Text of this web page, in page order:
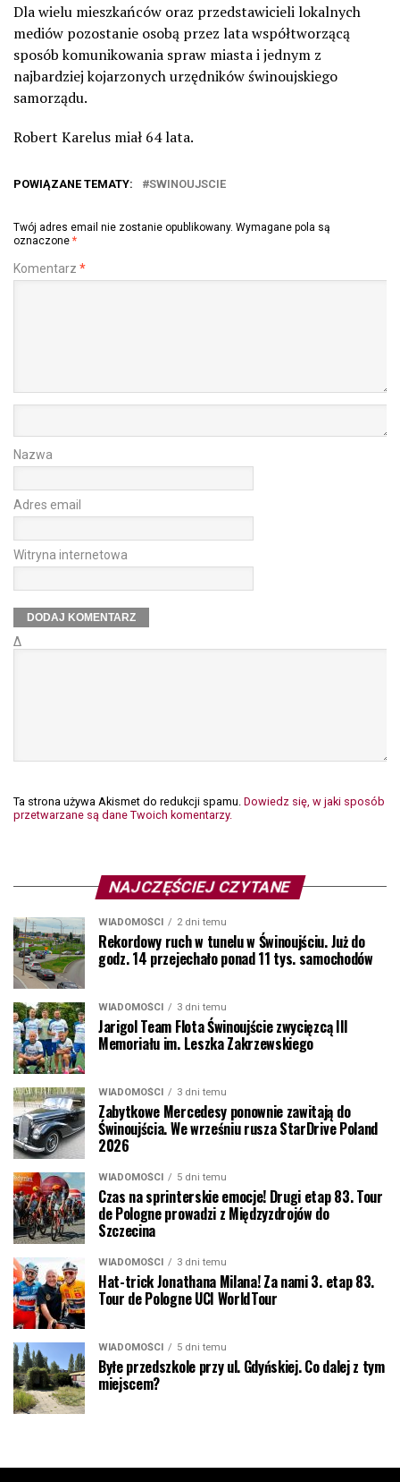
Dla wielu mieszkańców oraz przedstawicieli lokalnych
mediów pozostanie osobą przez lata współtworzącą
sposób komunikowania spraw miasta i jednym z
najbardziej kojarzonych urzędników świnoujskiego
samorządu.
Robert Karelus miał 64 lata.
POWIĄZANE TEMATY: SWINOUJSCIE
Twój adres email nie zostanie opublikowany. Wymagane pola są
oznaczone *
Komentarz *
Nazwa
Adres email
Witryna internetowa
Δ
Ta strona używa Akismet do redukcji spamu. Dowiedz się, w jaki sposób
przetwarzane są dane Twoich komentarzy.
NAJCZĘŚCIEJ CZYTANE
WIADOMOŚCI 2 dni temu
Rekordowy ruch w tunelu w Świnoujściu. Już do
godz. 14 przejechało ponad 11 tys. samochodów
WIADOMOŚCI 3 dni temu
Jarigol Team Flota Świnoujście zwycięzcą III
Memoriału im. Leszka Zakrzewskiego
WIADOMOŚCI 3 dni temu
Zabytkowe Mercedesy ponownie zawitają do
Świnoujścia. We wrześniu rusza StarDrive Poland
2026
WIADOMOŚCI 5 dni temu
Czas na sprinterskie emocje! Drugi etap 83. Tour
de Pologne prowadzi z Międzyzdrojów do
Szczecina
WIADOMOŚCI 3 dni temu
Hat-trick Jonathana Milana! Za nami 3. etap 83.
Tour de Pologne UCI WorldTour
WIADOMOŚCI 5 dni temu
Byłe przedszkole przy ul. Gdyńskiej. Co dalej z tym
miejscem?